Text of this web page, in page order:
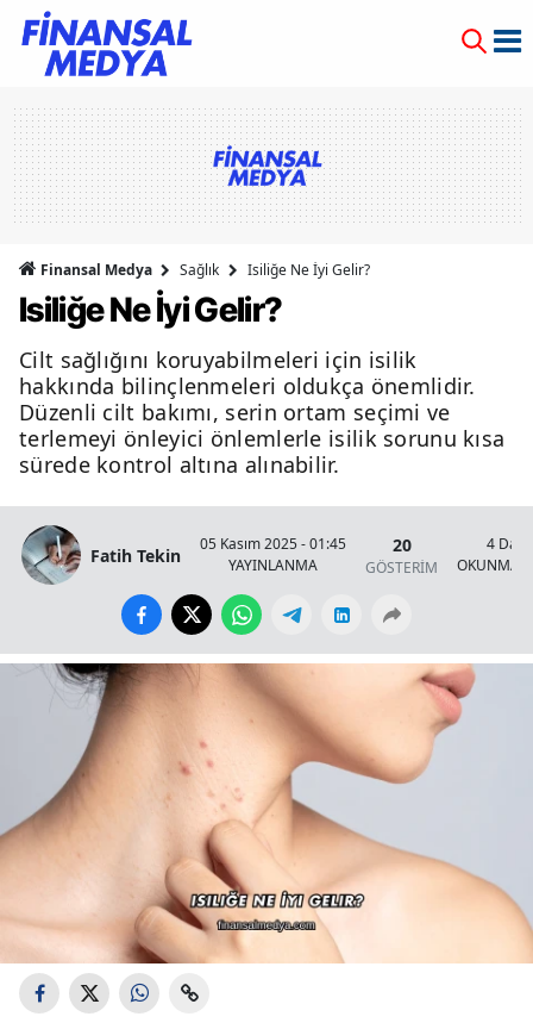
Finansal Medya Sağlık Isiliğe Ne İyi Gelir?
Isiliğe Ne İyi Gelir?
Cilt sağlığını koruyabilmeleri için isilik
hakkında bilinçlenmeleri oldukça önemlidir.
Düzenli cilt bakımı, serin ortam seçimi ve
terlemeyi önleyici önlemlerle isilik sorunu kısa
sürede kontrol altına alınabilir.
Fatih Tekin
05 Kasım 2025 - 01:45
YAYINLANMA
20
GÖSTERİM
4
OKUNMA